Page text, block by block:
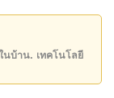
ชายหาด, ใกล้
เดอร์วอเตอร์
มเทียน, โรง
นบ้าน. เทคโนโลยี